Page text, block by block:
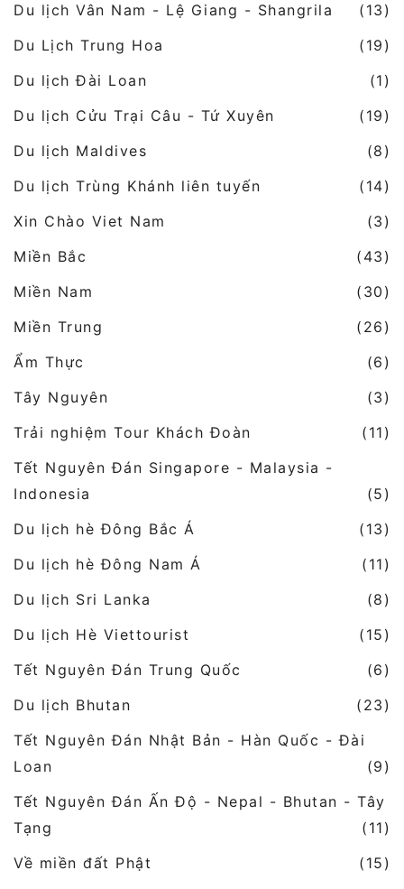
Du lịch Vân Nam - Lệ Giang - Shangrila
(13)
Du Lịch Trung Hoa
(19)
Du lịch Đài Loan
(1)
Du lịch Cửu Trại Câu - Tứ Xuyên
(19)
Du lịch Maldives
(8)
Du lịch Trùng Khánh liên tuyến
(14)
Xin Chào Viet Nam
(3)
Miền Bắc
(43)
Miền Nam
(30)
Miền Trung
(26)
Ẩm Thực
(6)
Tây Nguyên
(3)
Trải nghiệm Tour Khách Đoàn
(11)
Tết Nguyên Đán Singapore - Malaysia -
Indonesia
(5)
Du lịch hè Đông Bắc Á
(13)
Du lịch hè Đông Nam Á
(11)
Du lịch Sri Lanka
(8)
Du lịch Hè Viettourist
(15)
Tết Nguyên Đán Trung Quốc
(6)
Du lịch Bhutan
(23)
Tết Nguyên Đán Nhật Bản - Hàn Quốc - Đài
Loan
(9)
Tết Nguyên Đán Ấn Độ - Nepal - Bhutan - Tây
Tạng
(11)
Về miền đất Phật
(15)